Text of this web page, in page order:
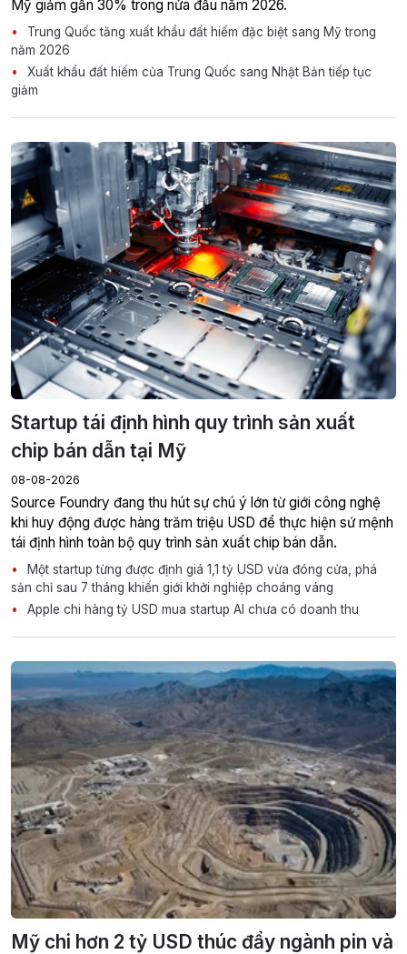
Mỹ giảm gần 30% trong nửa đầu năm 2026.
Trung Quốc tăng xuất khẩu đất hiếm đặc biệt sang Mỹ trong
năm 2026
Xuất khẩu đất hiếm của Trung Quốc sang Nhật Bản tiếp tục
giảm
Startup tái định hình quy trình sản xuất
chip bán dẫn tại Mỹ
08-08-2026
Source Foundry đang thu hút sự chú ý lớn từ giới công nghệ
khi huy động được hàng trăm triệu USD để thực hiện sứ mệnh
tái định hình toàn bộ quy trình sản xuất chip bán dẫn.
Một startup từng được định giá 1,1 tỷ USD vừa đóng cửa, phá
sản chỉ sau 7 tháng khiến giới khởi nghiệp choáng váng
Apple chi hàng tỷ USD mua startup AI chưa có doanh thu
Mỹ chi hơn 2 tỷ USD thúc đẩy ngành pin và